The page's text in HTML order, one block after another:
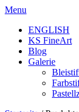
Skip
content
Menu
ENGLISH
KS FineArt
Blog
Galerie